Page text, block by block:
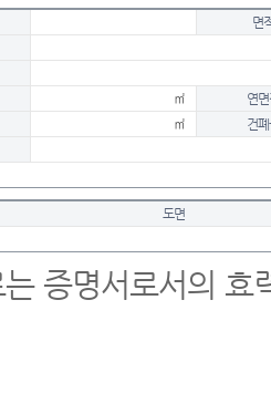
면
㎡
연
㎡
건
도면
증명서로서의 효